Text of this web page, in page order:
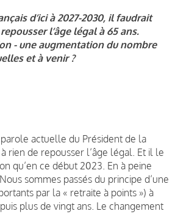
d’ici à 2027-2030, il faudrait
l’âge légal à 65 ans.
- une augmentation du nombre
et à venir ?
actuelle du Président de la
rien de repousser l’âge légal. Et il le
qu’en ce début 2023. En à peine
sommes passés du principe d’une
par la « retraite à points ») à
plus de vingt ans. Le changement